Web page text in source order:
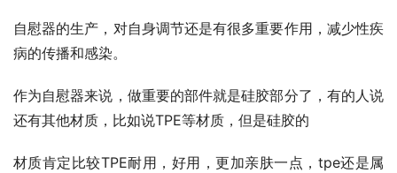
自慰器的生产，对自身调节还是有很多重要作用，减少性疾
病的传播和感染。
作为自慰器来说，做重要的部件就是硅胶部分了，有的人说
还有其他材质，比如说TPE等材质，但是硅胶的
材质肯定比较TPE耐用，好用，更加亲肤一点，tpe还是属